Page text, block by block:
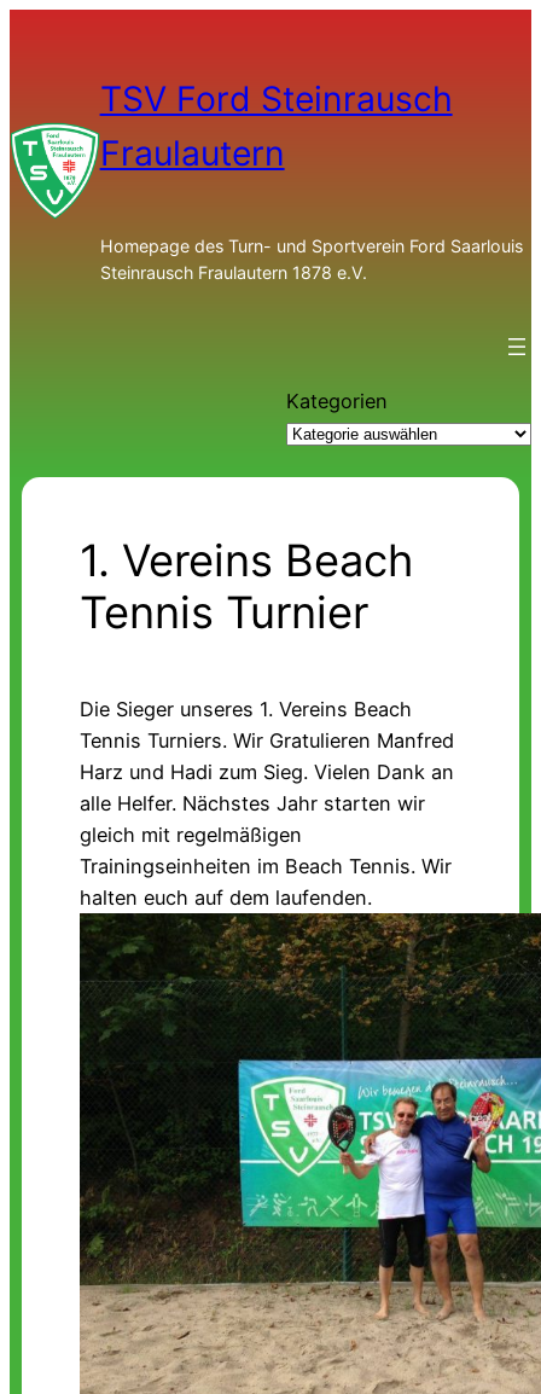
TSV Ford Steinrausch
Fraulautern
Homepage des Turn- und Sportverein Ford Saarlouis
Steinrausch Fraulautern 1878 e.V.
Kategorien
1. Vereins Beach
Tennis Turnier
Die Sieger unseres 1. Vereins Beach
Tennis Turniers. Wir Gratulieren Manfred
Harz und Hadi zum Sieg. Vielen Dank an
alle Helfer. Nächstes Jahr starten wir
gleich mit regelmäßigen
Trainingseinheiten im Beach Tennis. Wir
halten euch auf dem laufenden.